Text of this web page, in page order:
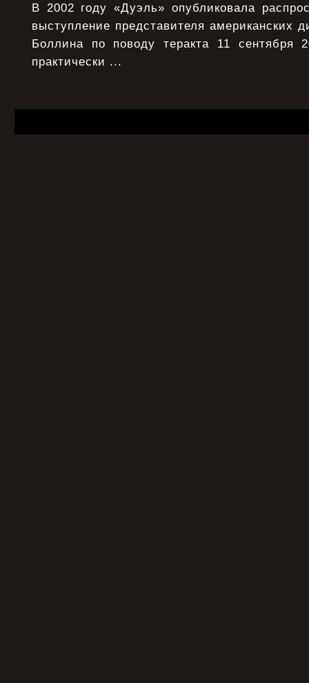
В 2002 году «Дуэль» опубликовала
выступление представителя американских
Боллина по поводу теракта 11
практически ...